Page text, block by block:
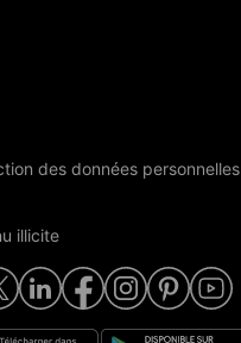
des données personnelles
illicite